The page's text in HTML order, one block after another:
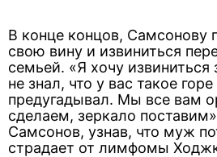
В конце концов, Самсонову
свою вину и извиниться
семьей. «Я хочу извиниться
не знал, что у вас такое
предугадывал. Мы все вам
сделаем, зеркало
Самсонов, узнав, что муж
страдает от лимфомы